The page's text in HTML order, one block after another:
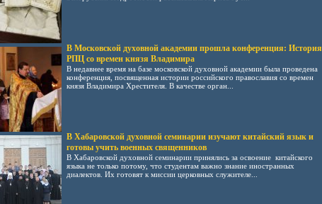
В Московской духовной академии прошла конференция: История
РПЦ со времен князя Владимира
В недавнее время на базе московской духовной академии была проведена
конференция, посвященная истории российского православия со времен
князя Владимира Хрестителя. В качестве орган...
В Хабаровской духовной семинарии изучают китайский язык и
готовы учить военных священников
В Хабаровской духовной семинарии принялись за освоение китайского
языка не только потому, что студентам важно знание иностранных
диалектов. Их готовят к миссии церковных служителе...